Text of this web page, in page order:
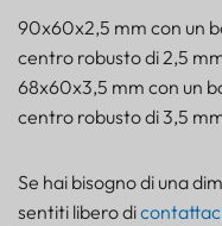
90x60x2,5 mm con un
centro robusto di 2,5
68x60x3,5 mm con un
centro robusto di 3,5
Se hai bisogno di una
sentiti libero di